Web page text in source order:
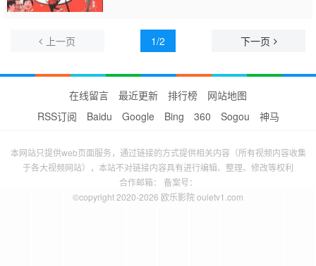
上一页 1/2 下一页
在线留言 最近更新 排行榜
网站地图
RSS订阅
Baidu Google Bing 360 Sogou 神马
本网站只提供web页面服务，通过链接的方式提供相关内容（所有视频内容收集
于各大视频网站），本站不对链接内容具有进行编辑、整理、修改等权利
合作邮箱： 备案号：
©copyright 2020-2026 欧乐影院 ouletv1.com